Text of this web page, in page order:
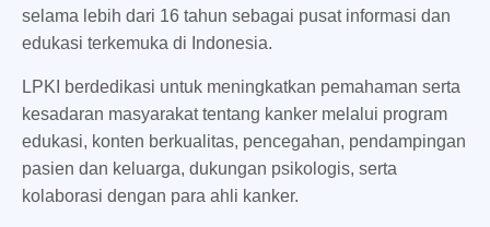
selama lebih dari 16 tahun sebagai pusat informasi dan
edukasi terkemuka di Indonesia.
LPKI berdedikasi untuk meningkatkan pemahaman serta
kesadaran masyarakat tentang kanker melalui program
edukasi, konten berkualitas, pencegahan, pendampingan
pasien dan keluarga, dukungan psikologis, serta
kolaborasi dengan para ahli kanker.